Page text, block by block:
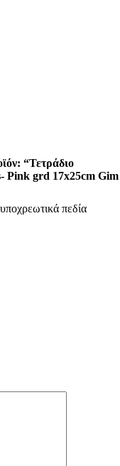
“Τετράδιο
Pink grd 17x25cm Gim
πεδία